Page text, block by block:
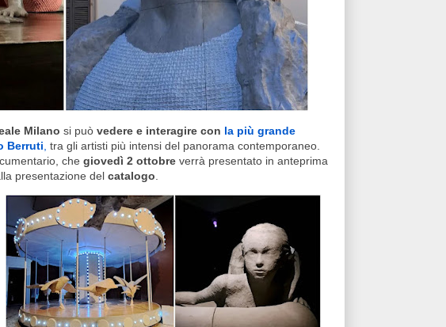
Milano si può vedere e interagire con la più grande
Berruti, tra gli artisti più intensi del panorama contemporaneo.
che giovedì 2 ottobre verrà presentato in anteprima
presentazione del catalogo.